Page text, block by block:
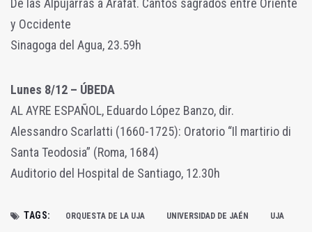
De las Alpujarras a Arafat. Cantos sagrados entre Oriente
y Occidente
Sinagoga del Agua, 23.59h
Lunes 8/12 – ÚBEDA
AL AYRE ESPAÑOL, Eduardo López Banzo, dir.
Alessandro Scarlatti (1660-1725): Oratorio “Il martirio di
Santa Teodosia” (Roma, 1684)
Auditorio del Hospital de Santiago, 12.30h
TAGS: ORQUESTA DE LA UJA UNIVERSIDAD DE JAÉN UJA